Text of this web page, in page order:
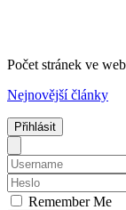
Počet stránek ve
Nejnovější články
Přihlásit
Remember Me